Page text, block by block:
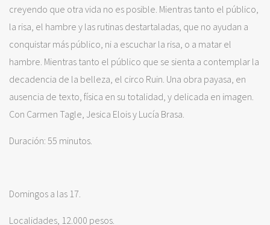
creyendo que otra vida no es posible. Mientras tanto el público,
la risa, el hambre y las rutinas destartaladas, que no ayudan a
conquistar más público, ni a escuchar la risa, o a matar el
hambre. Mientras tanto el público que se sienta a contemplar la
decadencia de la belleza, el circo Ruin. Una obra payasa, en
ausencia de texto, física en su totalidad, y delicada en imagen.
Con Carmen Tagle, Jesica Elois y Lucía Brasa.
Duración: 55 minutos.
Domingos a las 17.
Localidades, 12.000 pesos.